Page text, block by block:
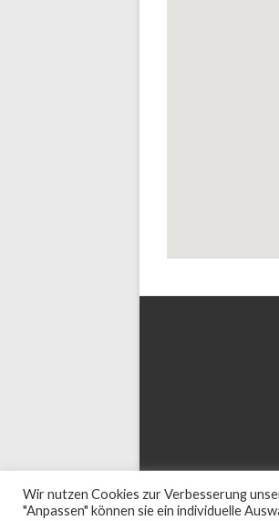
© 2026
Wir nutzen Cookies zur Verbesserung
"Anpassen" können sie ein individuelle